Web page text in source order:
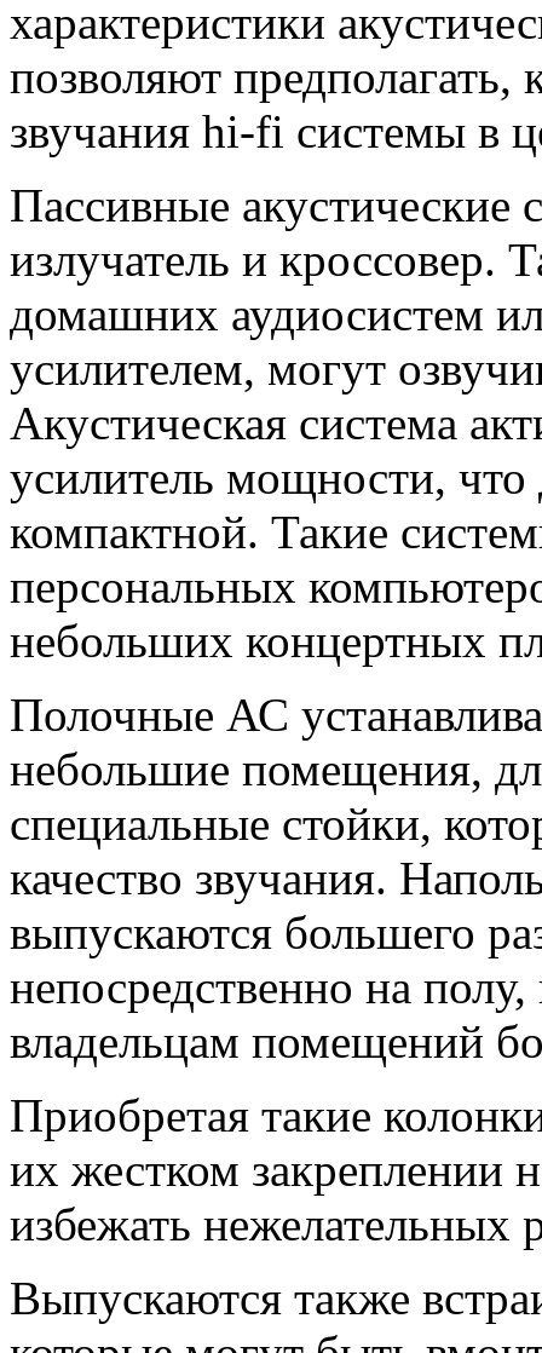
характеристики
позволяют предполагать,
звучания hi-fi системы в
Пассивные акустические
излучатель и кроссовер.
домашних аудиосистем
усилителем, могут
Акустическая система
усилитель мощности, что
компактной. Такие
персональных
небольших концертных
Полочные АС
небольшие помещения,
специальные стойки,
качество звучания.
выпускаются большего
непосредственно на
владельцам помещений
Приобретая такие
их жестком закреплении
избежать нежелательных
Выпускаются также